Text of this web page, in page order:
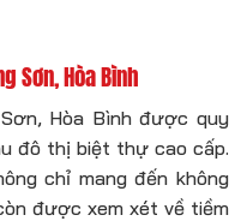
Sơn, Hòa Bình
Hòa Bình được quy
đô thị biệt thự cao cấp.
chỉ mang đến không
được xem xét về tiềm